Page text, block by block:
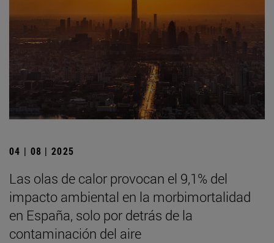
04 | 08 | 2025
Las olas de calor provocan el 9,1% del
impacto ambiental en la morbimortalidad
en España, solo por detrás de la
contaminación del aire